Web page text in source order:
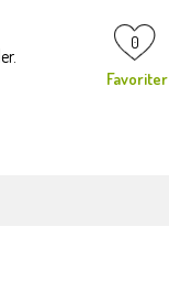
0
Favoriter